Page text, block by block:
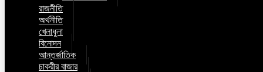
রাজনীতি
অর্থনীতি
খেলাধুলা
বিনোদন
আন্তর্জাতিক
চাকরীর বাজার